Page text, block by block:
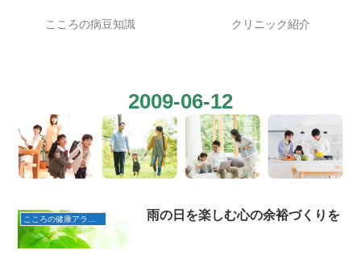
こころの病豆知識 クリニック紹介
2009-06-12
雨の日を楽しむ心の余裕づくりを